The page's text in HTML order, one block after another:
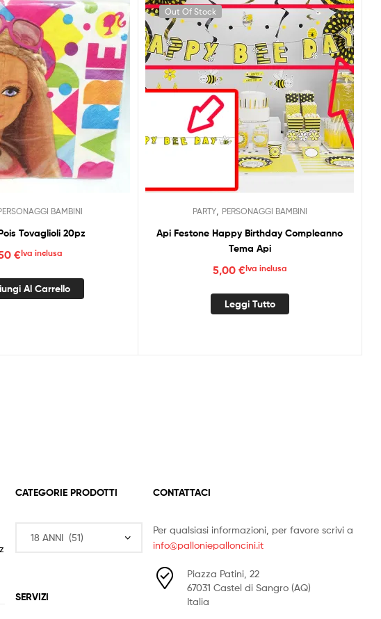
BAMBINI
Tovaglioli 20pz
€Iva inclusa
Al Carrello
Out Of Stock
PARTY, PERSONAGGI BAMBINI
Api Festone Happy Birthday Compleanno
Tema Api
5,00 €Iva inclusa
Leggi Tutto
CATEGORIE PRODOTTI
SERVIZI
CONTATTACI
Per qualsiasi informazioni, per favore scrivi a
info@palloniepalloncini.it
Piazza Patini, 22
67031 Castel di Sangro (AQ)
Italia